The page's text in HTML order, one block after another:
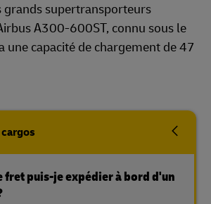
grands supertransporteurs
A300-600ST, connu sous le
une capacité de chargement de 47
fret puis-je expédier à bord d'un